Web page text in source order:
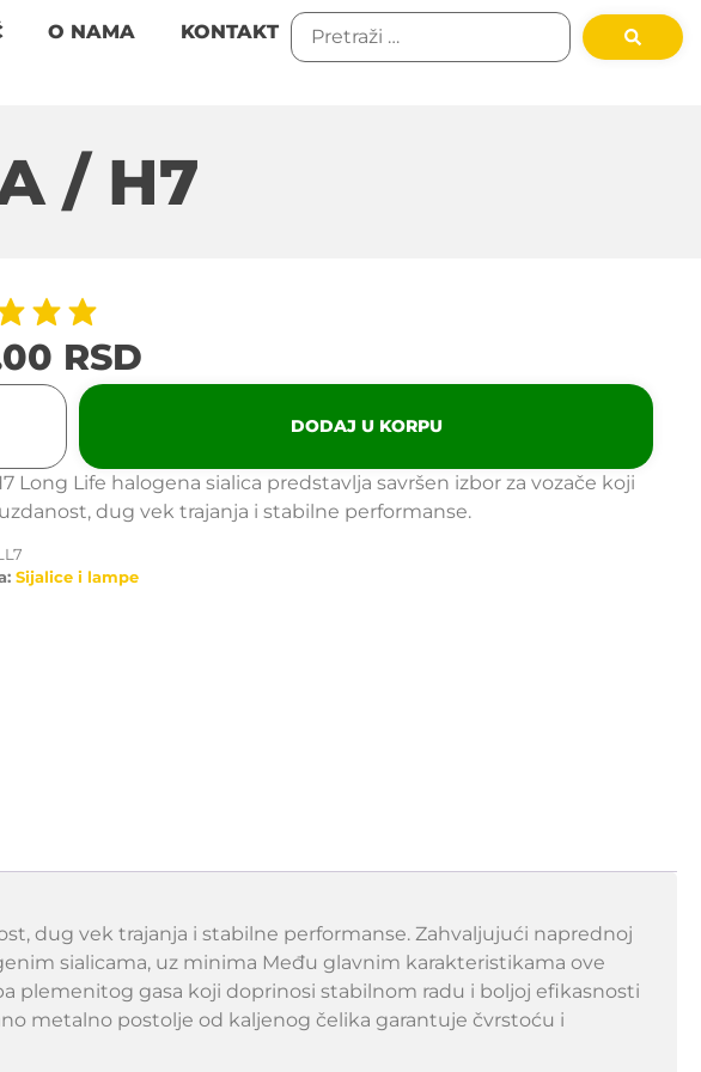
O NAMA KONTAKT
/ H7
RSD
DODAJ U KORPU
Long Life halogena sialica predstavlja savršen izbor za vozače koji
dug vek trajanja i stabilne performanse.
Sijalice i lampe
dug vek trajanja i stabilne performanse. Zahvaljujući naprednoj
sialicama, uz minima Među glavnim karakteristikama ove
plemenitog gasa koji doprinosi stabilnom radu i boljoj efikasnosti
metalno postolje od kaljenog čelika garantuje čvrstoću i